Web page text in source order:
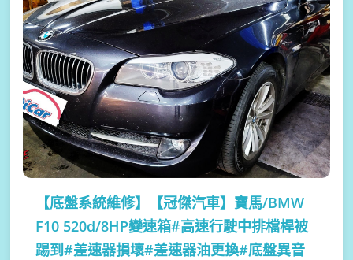
【底盤系統維修】
【冠傑汽車】寶馬/BMW
F10 520d/8HP變速箱#高速行駛中排檔桿被
踢到#差速器損壞#差速器油更換#底盤異音